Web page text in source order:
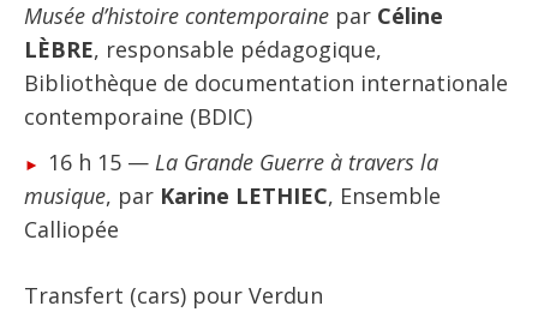
Musée d’histoire contemporaine par Céline
LÈBRE, responsable pédagogique,
Bibliothèque de documentation internationale
contemporaine (BDIC)
16 h 15 — La Grande Guerre à travers la
musique, par Karine LETHIEC, Ensemble
Calliopée
Transfert (cars) pour Verdun